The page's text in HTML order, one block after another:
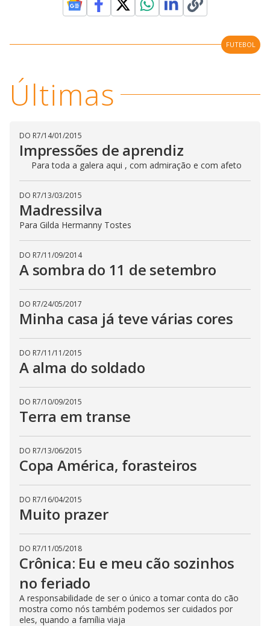
FUTEBOL
Últimas
DO R7/14/01/2015
Impressões de aprendiz
Para toda a galera aqui , com admiração e com afeto
DO R7/13/03/2015
Madressilva
Para Gilda Hermanny Tostes
DO R7/11/09/2014
A sombra do 11 de setembro
DO R7/24/05/2017
Minha casa já teve várias cores
DO R7/11/11/2015
A alma do soldado
DO R7/10/09/2015
Terra em transe
DO R7/13/06/2015
Copa América, forasteiros
DO R7/16/04/2015
Muito prazer
DO R7/11/05/2018
Crônica: Eu e meu cão sozinhos
no feriado
A responsabilidade de ser o único a tomar conta do cão
mostra como nós também podemos ser cuidados por
eles, quando a família viaja